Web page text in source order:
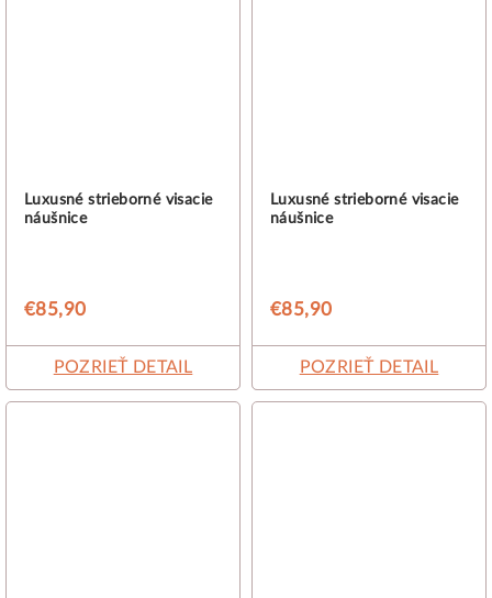
Luxusné strieborné visacie
náušnice
€85,90
POZRIEŤ DETAIL
Luxusné strieborné visacie
náušnice
€85,90
POZRIEŤ DETAIL